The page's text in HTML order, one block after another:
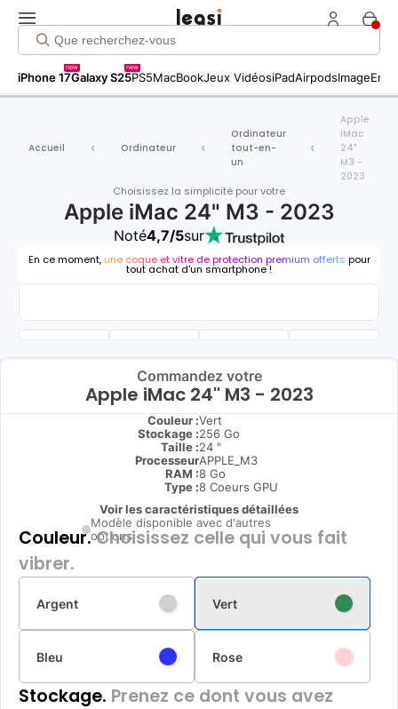
iPhone 17
new
Galaxy S25
new
PS5MacBookJeux VidéosiPadAirpodsImage
Accueil Ordinateur
Ordinateur
tout-en-
un
Apple
iMac
24"
M3 -
2023
Choisissez la simplicité pour votre
Apple iMac 24" M3 - 2023
Noté4,7/5sur
En ce moment, une coque et vitre de protection premium offerts pour
tout achat d'un smartphone !
Commandez votre
Apple iMac 24" M3 - 2023
Couleur :Vert
Stockage :256 Go
Taille :24 "
ProcesseurAPPLE_M3
RAM :8 Go
Type :8 Coeurs GPU
Voir les caractéristiques détaillées
Modèle disponible avec d'autres
options
Couleur.Choisissez celle qui vous fait
vibrer.
Argent Vert
Bleu Rose
Stockage. Prenez ce dont vous avez